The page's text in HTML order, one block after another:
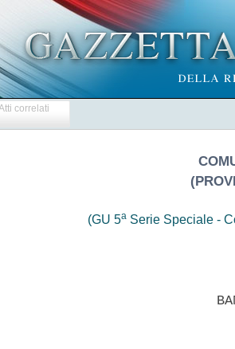
correlati
(GU 5a Serie Speciale -